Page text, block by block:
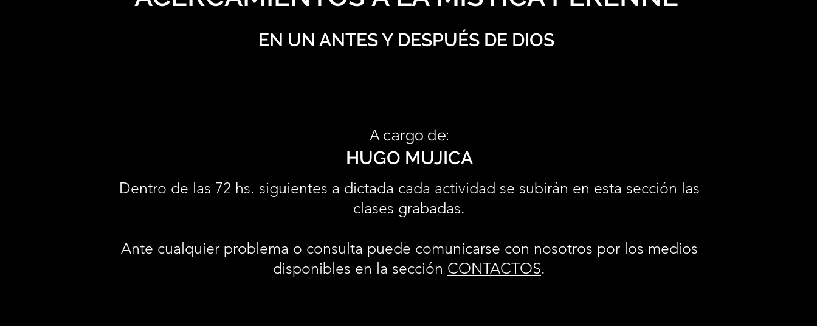
EN UN ANTES Y DESPUÉS DE DIOS
A cargo de:
HUGO MUJICA
Dentro de las 72 hs. siguientes a dictada cada actividad se subirán en esta sección las
clases grabadas.
Ante cualquier problema o consulta puede comunicarse con nosotros por los medios
disponibles en la sección CONTACTOS.